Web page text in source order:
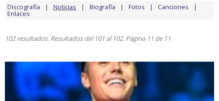
Discografía Noticias Biografía Fotos Canciones
Enlaces
102 resultados. Resultados del 101 al 102. Página 11 de 11